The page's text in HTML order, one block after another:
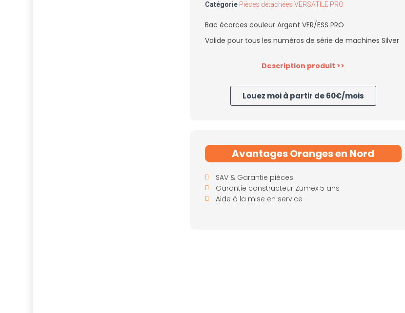
Catégorie Pièces détachées VERSATILE PRO
Bac écorces couleur Argent VER/ESS PRO
Valide pour tous les numéros de série de machines Silver
Description produit >>
Louez moi à partir de 60€/mois
Avantages Oranges en Nord
SAV & Garantie pièces
Garantie constructeur Zumex 5 ans
Aide à la mise en service